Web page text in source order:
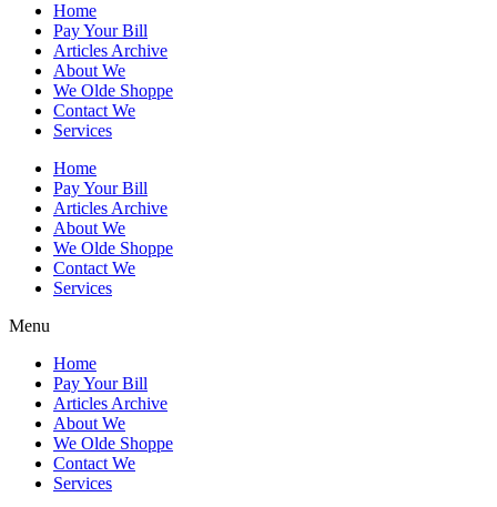
Home
Pay Your Bill
Articles Archive
About We
We Olde Shoppe
Contact We
Services
Home
Pay Your Bill
Articles Archive
About We
We Olde Shoppe
Contact We
Services
Menu
Home
Pay Your Bill
Articles Archive
About We
We Olde Shoppe
Contact We
Services